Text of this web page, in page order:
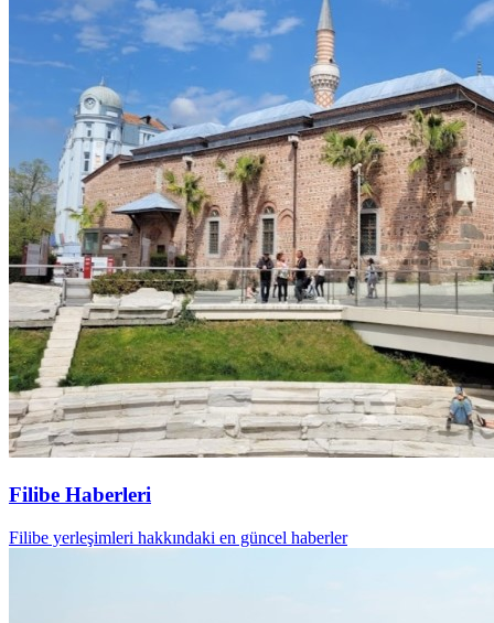
Filibe Haberleri
Filibe yerleşimleri hakkındaki en güncel haberler